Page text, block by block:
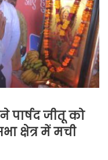
पार्षद जीतू को
क्षेत्र में मची